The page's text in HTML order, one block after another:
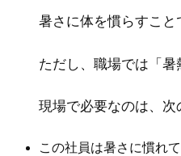
暑さに体を慣らすこ
ただし、職場では「
現場で必要なのは、次
この社員は暑さに慣れ